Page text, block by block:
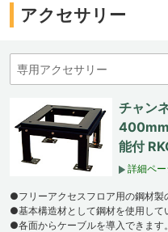
アクセサリー
チャン
400mm
能付
詳細ペー
●フリーアクセスフロア用の鋼材製
●基本構造材として鋼材を使用して
●各面からケーブルを導入できます。